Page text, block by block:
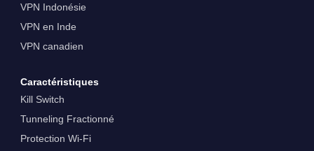
VPN Indonésie
VPN en Inde
VPN canadien
Caractéristiques
Kill Switch
Tunneling Fractionné
Protection Wi-Fi